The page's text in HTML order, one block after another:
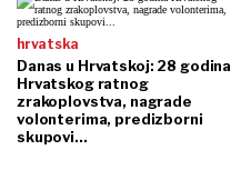
hrvatska
Danas u Hrvatskoj: 28 godina
Hrvatskog ratnog
zrakoplovstva, nagrade
volonterima, predizborni
skupovi...